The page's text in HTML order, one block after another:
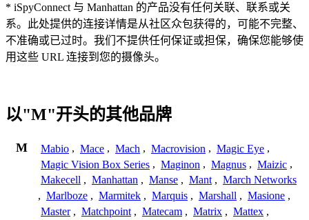
* iSpyConnect 与 Manhattan 的产品没有任何关联、联系或关
系。此处提供的连接详情是从社区众包获得的，可能不完整、
不准确或已过时。我们不提供任何保证或担保，确保您能够使
用这些 URL 连接到您的摄像头。
以"M"开头的其他品牌
M Mabio , Mace , Mach , Macrovision , Magic Eye ,
Magic Vision Box Series , Maginon , Magnus , Maizic ,
Makecell , Manhattan , Manse , Mant , March Networks
, Marlboze , Marmitek , Marquis , Marshall , Masione ,
Master , Matchpoint , Matecam , Matrix , Mattex ,